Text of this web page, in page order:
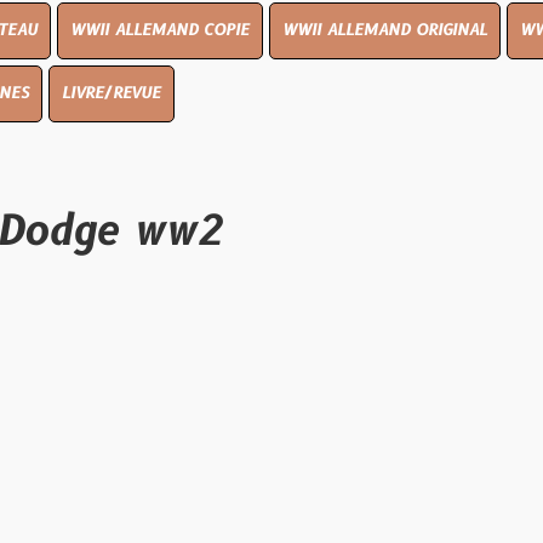
ALLEMAND COPIE WWII ALLEMAND ORIGINAL WWII UK
ww2